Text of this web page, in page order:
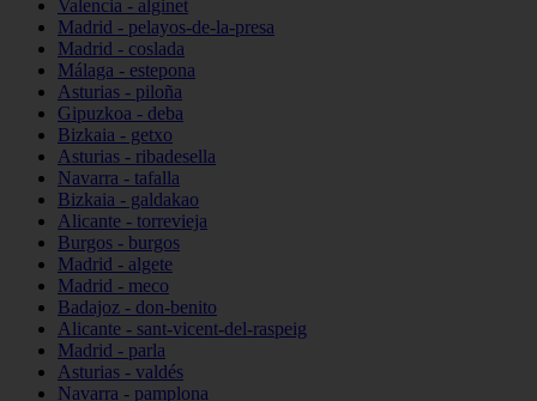
Valencia - alginet
Madrid - pelayos-de-la-presa
Madrid - coslada
Málaga - estepona
Asturias - piloña
Gipuzkoa - deba
Bizkaia - getxo
Asturias - ribadesella
Navarra - tafalla
Bizkaia - galdakao
Alicante - torrevieja
Burgos - burgos
Madrid - algete
Madrid - meco
Badajoz - don-benito
Alicante - sant-vicent-del-raspeig
Madrid - parla
Asturias - valdés
Navarra - pamplona